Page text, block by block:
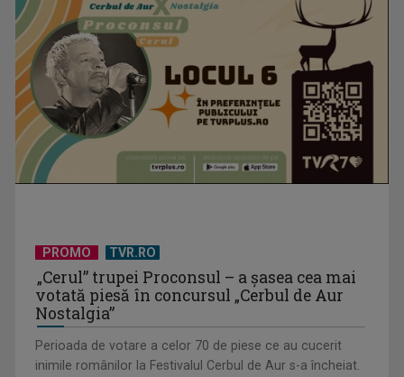
PROMO TVR.RO
„Cerul” trupei Proconsul – a şasea cea mai
votată piesă în concursul „Cerbul de Aur
Nostalgia”
Perioada de votare a celor 70 de piese ce au cucerit
inimile românilor la Festivalul Cerbul de Aur s-a încheiat.